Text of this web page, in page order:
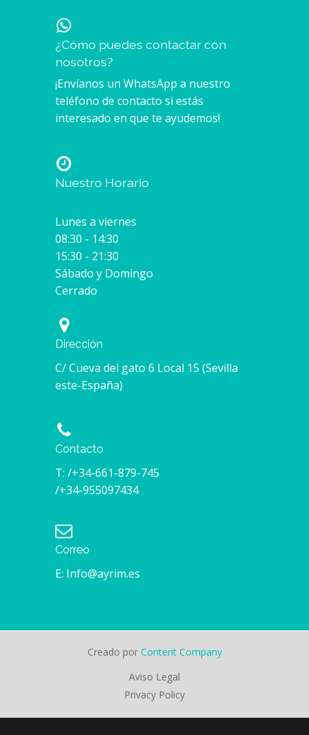
¿Cómo puedes contactar con
nosotros?
¡Envíanos un WhatsApp a nuestro
teléfono de contacto si estás
interesado en que te ayudemos!
Nuestro Horario
Lunes a viernes
08:30 - 14:30
15:30 - 21:30
Sábado y Domingo
Cerrado
Dirección
C/ Cueva del gato 6 Local 15 (Sevilla
este-España)
Contacto
T: /+34-661-879-745
/+34-955097434
Correo
E: Info@ayrim.es
Creado porContent Company
Aviso Legal
Privacy Policy